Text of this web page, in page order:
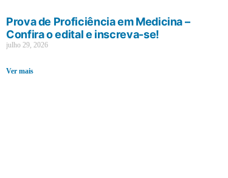
Prova de Proficiência em Medicina –
Confira o edital e inscreva-se!
julho 29, 2026
Ver mais